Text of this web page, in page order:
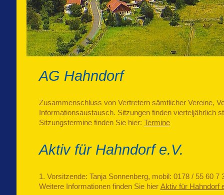
AG Hahndorf
Zusammenschluss von Vertretern sämtlicher Vereine,
Informationsaustausch. Sitzungen finden vierteljährlich
Sitzungstermine finden Sie hier: Termine
Aktiv für Hahndorf e.V.
1. Vorsitzende: Tanja Sonnenberg, mobil: 0178 / 55 60 7
Weitere Informationen finden Sie hier Aktiv für Hahndorf